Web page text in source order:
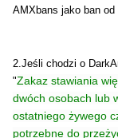
AMXbans jako ban od
2.Jeśli chodzi o
"Zakaz stawiania
dwóch osobach lub
ostatniego żywego
potrzebne do